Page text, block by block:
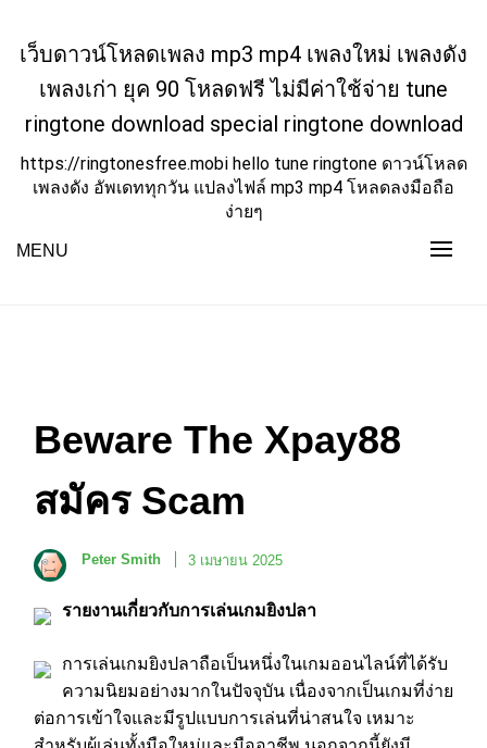
content
เว็บดาวน์โหลดเพลง mp3 mp4 เพลงใหม่ เพลงดัง
เพลงเก่า ยุค 90 โหลดฟรี ไม่มีค่าใช้จ่าย tune
ringtone download special ringtone download
https://ringtonesfree.mobi hello tune ringtone ดาวน์โหลด
เพลงดัง อัพเดททุกวัน แปลงไฟล์ mp3 mp4 โหลดลงมือถือ
ง่ายๆ
MENU
Beware The Xpay88
สมัคร Scam
Peter Smith 3 เมษายน 2025
รายงานเกี่ยวกับการเล่นเกมยิงปลา
การเล่นเกมยิงปลาถือเป็นหนึ่งในเกมออนไลน์ที่ได้รับ
ความนิยมอย่างมากในปัจจุบัน เนื่องจากเป็นเกมที่ง่าย
ต่อการเข้าใจและมีรูปแบบการเล่นที่น่าสนใจ เหมาะ